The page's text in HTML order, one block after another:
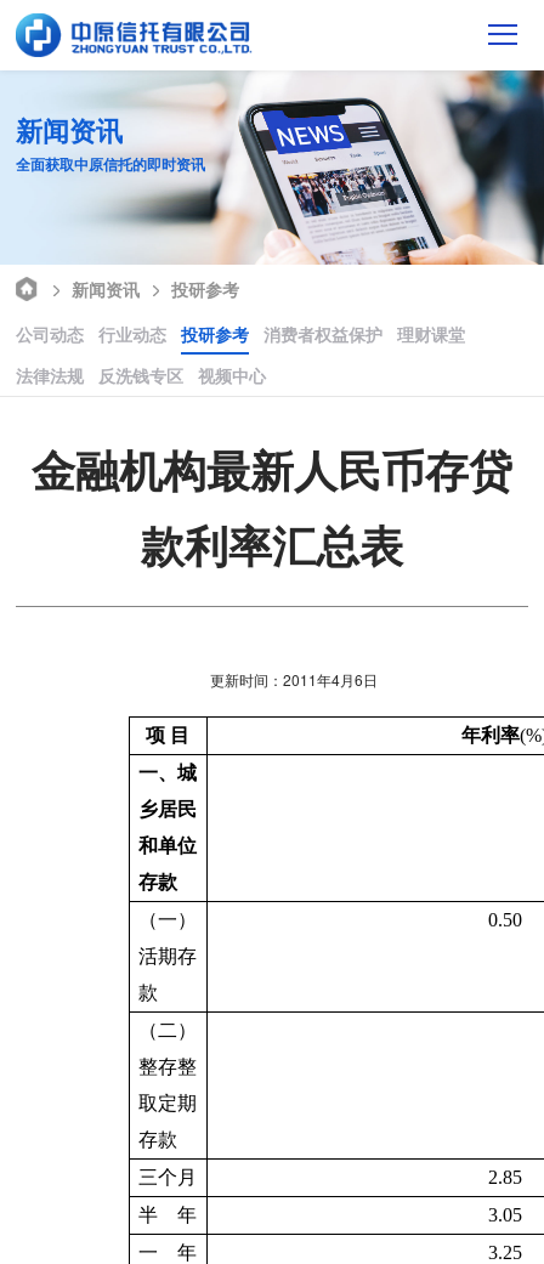
新闻资讯
全面获取中原信托的即时资讯
新闻资讯
投研参考
公司动态
行业动态 投研参考 消费者权益保护
理财课堂
法律法规
反洗钱专区 视频中心
金融机构最新人民币存贷
款利率汇总表
更新时间：2011年4月6日
项 目 年利率
一、城
乡居民
和单位
存款
（一）
活期存
款
0.50
（二）
整存整
取定期
存款
三个月
2.85
半 年
3.05
一 年
3.25